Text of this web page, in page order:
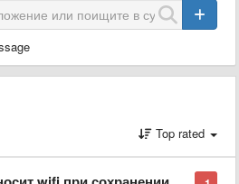
Top rated